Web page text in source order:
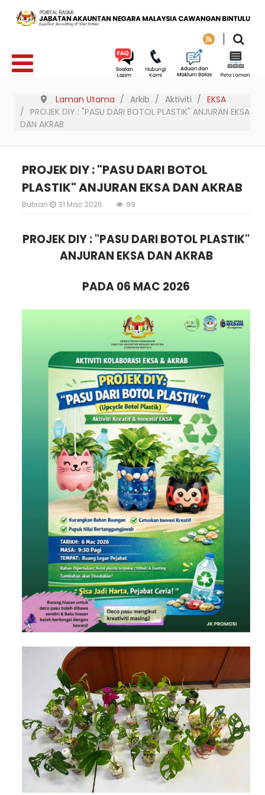
Laman Utama Arkib Aktiviti
EKSA
PROJEK DIY : "PASU DARI BOTOL PLASTIK" ANJURAN EKSA
DAN AKRAB
PROJEK DIY : "PASU DARI BOTOL
PLASTIK" ANJURAN EKSA DAN AKRAB
Butiran 31 Mac 2026 99
PROJEK DIY : "PASU DARI BOTOL PLASTIK"
ANJURAN EKSA DAN AKRAB
PADA 06 MAC 2026